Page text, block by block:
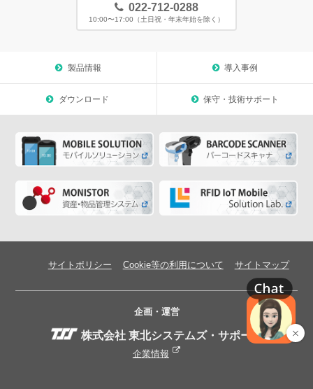
022-712-0288
10:00〜17:00（土日祝・年末年始を除く）
製品情報 導入事例
ダウンロード 保守・技術サポート
サイトポリシー Cookie等の利用について サイトマップ
企画・運営
株式会社 東北システムズ・サポート
企業情報